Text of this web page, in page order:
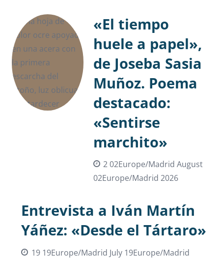
«El tiempo
huele a papel»,
de Joseba Sasia
Muñoz. Poema
destacado:
«Sentirse
marchito»
2 02Europe/Madrid August
02Europe/Madrid 2026
Entrevista a Iván Martín
Yáñez: «Desde el Tártaro»
19 19Europe/Madrid July 19Europe/Madrid